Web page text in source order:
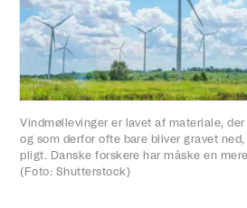
Vindmøllevinger er lavet af materiale,
og som derfor ofte bare bliver gravet
pligt. Danske forskere har måske en
(Foto: Shutterstock)